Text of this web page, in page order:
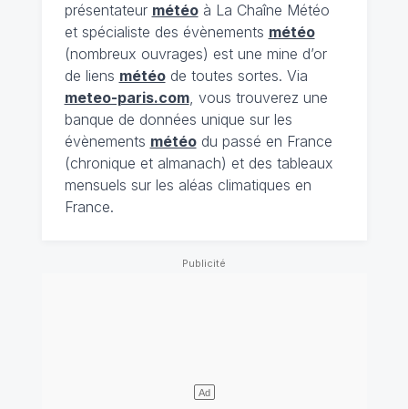
présentateur météoà La Chaîne Météo
et spécialiste des évènements météo
(nombreux ouvrages) est une mine d’or
de liens météode toutes sortes. Via
meteo-paris.com, vous trouverez une
banque de données unique sur les
évènements météodu passé en France
(chronique et almanach) et des tableaux
mensuels sur les aléas climatiques en
France.